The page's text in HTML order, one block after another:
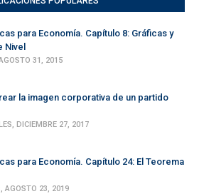
para Economía. Capítulo 8: Gráficas y
Nivel
31, 2015
la imagen corporativa de un partido
DICIEMBRE 27, 2017
para Economía. Capítulo 24: El Teorema
AGOSTO 23, 2019